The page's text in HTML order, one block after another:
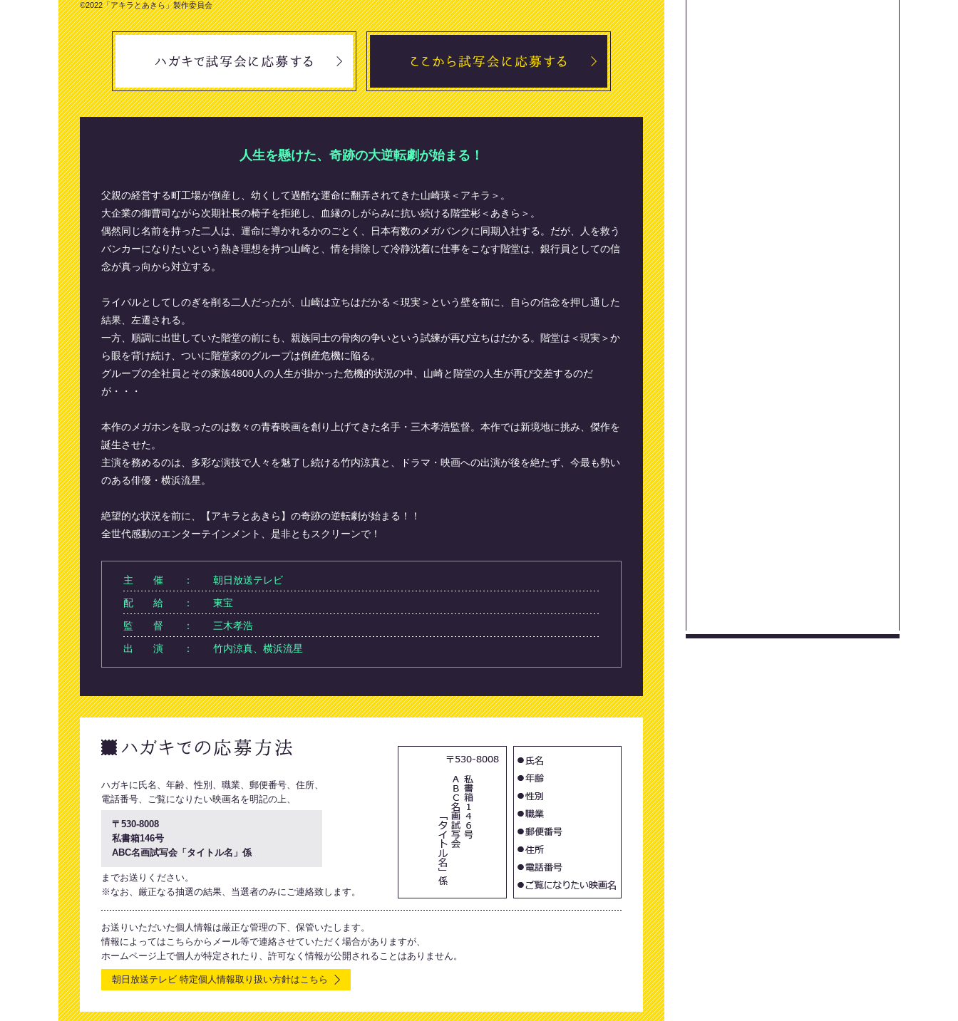
©2022「アキラとあきら」製作委員会
ハガキで試写会に応募する ここから試写会に応募する
人生を懸けた、奇跡の大逆転劇が始まる！
父親の経営する町工場が倒産し、幼くして過酷な運命に翻弄されてきた山崎瑛＜アキラ＞。
大企業の御曹司ながら次期社長の椅子を拒絶し、血縁のしがらみに抗い続ける階堂彬＜あきら＞。
偶然同じ名前を持った二人は、運命に導かれるかのごとく、日本有数のメガバンクに同期入社する。だが、人を救う
バンカーになりたいという熱き理想を持つ山崎と、情を排除して冷静沈着に仕事をこなす階堂は、銀行員としての信
念が真っ向から対立する。
ライバルとしてしのぎを削る二人だったが、山崎は立ちはだかる＜現実＞という壁を前に、自らの信念を押し通した
結果、左遷される。
一方、順調に出世していた階堂の前にも、親族同士の骨肉の争いという試練が再び立ちはだかる。階堂は＜現実＞か
ら眼を背け続け、ついに階堂家のグループは倒産危機に陥る。
グループの全社員とその家族4800人の人生が掛かった危機的状況の中、山崎と階堂の人生が再び交差するのだ
が・・・
本作のメガホンを取ったのは数々の青春映画を創り上げてきた名手・三木孝浩監督。本作では新境地に挑み、傑作を
誕生させた。
主演を務めるのは、多彩な演技で人々を魅了し続ける竹内涼真と、ドラマ・映画への出演が後を絶たず、今最も勢い
のある俳優・横浜流星。
絶望的な状況を前に、【アキラとあきら】の奇跡の逆転劇が始まる！！
全世代感動のエンターテインメント、是非ともスクリーンで！
主 催
朝日放送テレビ
配 給
東宝
監 督
三木孝浩
出 演
竹内涼真、横浜流星
ハガキに氏名、年齢、性別、職業、郵便番号、住所、
電話番号、ご覧になりたい映画名を明記の上、
〒530-8008
私書箱146号
ABC名画試写会「タイトル名」係
までお送りください。
※なお、厳正なる抽選の結果、当選者のみにご連絡致します。
お送りいただいた個人情報は厳正な管理の下、保管いたします。
情報によってはこちらからメール等で連絡させていただく場合がありますが、
ホームページ上で個人が特定されたり、許可なく情報が公開されることはありません。
朝日放送テレビ 特定個人情報取り扱い方針はこちら